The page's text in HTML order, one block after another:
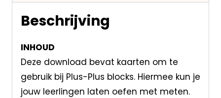
Beschrijving
INHOUD
Deze download bevat kaarten om te
gebruik bij Plus-Plus blocks. Hiermee kun je
jouw leerlingen laten oefen met meten.